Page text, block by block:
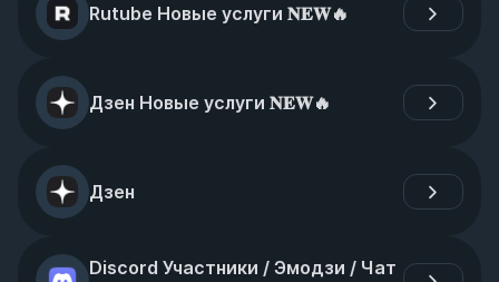
Rutube Новые услуги 𝐍𝐄𝐖🔥
Дзен Новые услуги 𝐍𝐄𝐖🔥
Дзен
Discord Участники / Эмодзи / Чат